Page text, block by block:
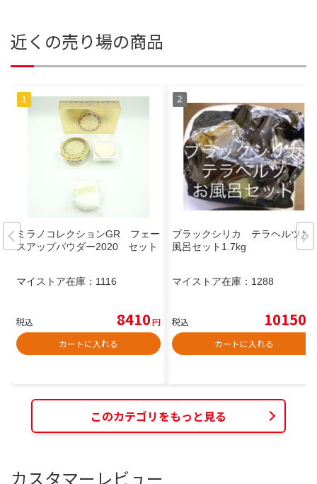
近くの売り場の商品
ミラノコレクションGR フェー
スアップパウダー2020 セット
マイストア在庫： 1116
税込 8410円
カートに入れる
ブラックシリカ テラヘルツお
風呂セット1.7kg
マイストア在庫： 1288
税込 10150
カートに入れる
このカテゴリをもっと見る
カスタマーレビュー